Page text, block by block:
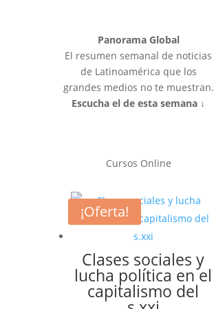
Panorama Global
El resumen semanal de noticias
de Latinoamérica que los
grandes medios no te muestran.
Escucha el de esta semana ↓
Cursos Online
Clases sociales y
lucha política en el
capitalismo del
¡Oferta!